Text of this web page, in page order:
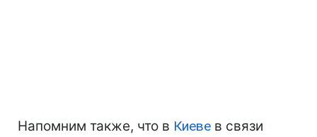
Напомним также, что в Киеве в связи